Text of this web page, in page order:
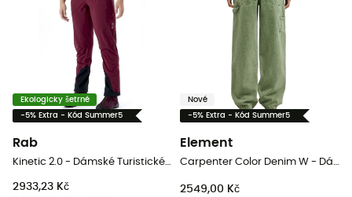
Ekologicky šetrné
-5% Extra - Kód Summer5
Rab
Kinetic 2.0 - Dámské Turistické kalhoty
2933,23 Kč
Nové
-5% Extra - Kód Summer5
Element
Carpenter Color Denim W - Dámské kalhoty
2549,00 Kč